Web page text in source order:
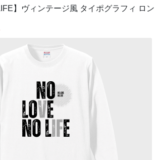
】ヴィンテージ風 タイポグラフィ ロン